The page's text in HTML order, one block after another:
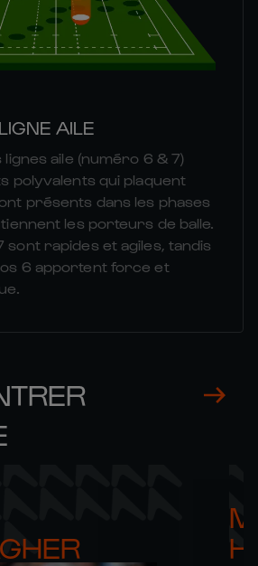
AILE
aile (numéro 6 & 7)
polyvalents qui plaquent
présents dans les phases
les porteurs de balle.
sont rapides et agiles, tandis
6 apportent force et